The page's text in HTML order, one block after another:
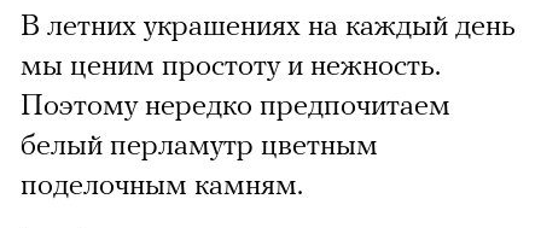
В летних украшениях на каждый день
мы ценим простоту и нежность.
Поэтому нередко предпочитаем
белый перламутр цветным
поделочным камням.